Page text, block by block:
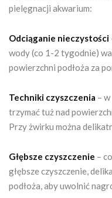
pielęgnacji akwarium:
Odciąganie nieczystości
wody (co 1-2 tygodnie)
powierzchni podłoża za
Techniki czyszczenia –
trzymać tuż nad
Przy żwirku można
Głębsze czyszczenie –
głębsze czyszczenie,
podłoża, aby uwolnić